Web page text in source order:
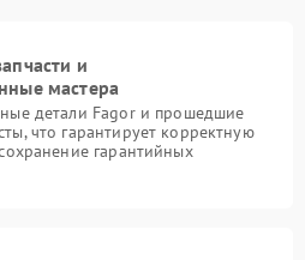
и
мастера
детали Fagor и прошедшие
что гарантирует корректную
гарантийных